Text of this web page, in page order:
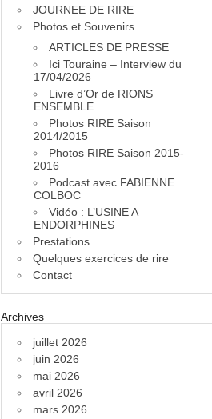
JOURNEE DE RIRE
Photos et Souvenirs
ARTICLES DE PRESSE
Ici Touraine – Interview du
17/04/2026
Livre d’Or de RIONS
ENSEMBLE
Photos RIRE Saison
2014/2015
Photos RIRE Saison 2015-
2016
Podcast avec FABIENNE
COLBOC
Vidéo : L’USINE A
ENDORPHINES
Prestations
Quelques exercices de rire
Contact
Archives
juillet 2026
juin 2026
mai 2026
avril 2026
mars 2026